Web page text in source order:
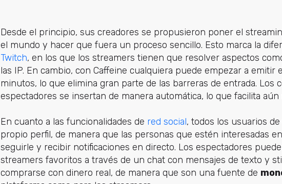
Desde el principio, sus creadores se propusieron poner el
el mundo y hacer que fuera un proceso sencillo. Esto marca la
Twitch, en los que los streamers tienen que resolver aspectos
las IP. En cambio, con Caffeine cualquiera puede empezar a emitir
minutos, lo que elimina gran parte de las barreras de entrada. Los
espectadores se insertan de manera automática, lo que facilita aún
En cuanto a las funcionalidades de red social, todos los usuarios
propio perfil, de manera que las personas que estén interesadas
seguirle y recibir notificaciones en directo. Los espectadores
streamers favoritos a través de un chat con mensajes de texto y
comprarse con dinero real, de manera que son una fuente de